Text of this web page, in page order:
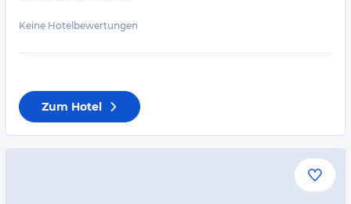
Keine Hotelbewertungen
Zum Hotel